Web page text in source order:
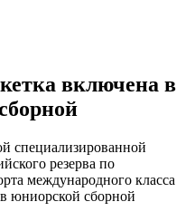
включена в
специализированной
резерва по
международного класса
юниорской сборной